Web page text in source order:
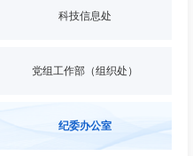
科技信息处
党组工作部（组织处）
纪委办公室